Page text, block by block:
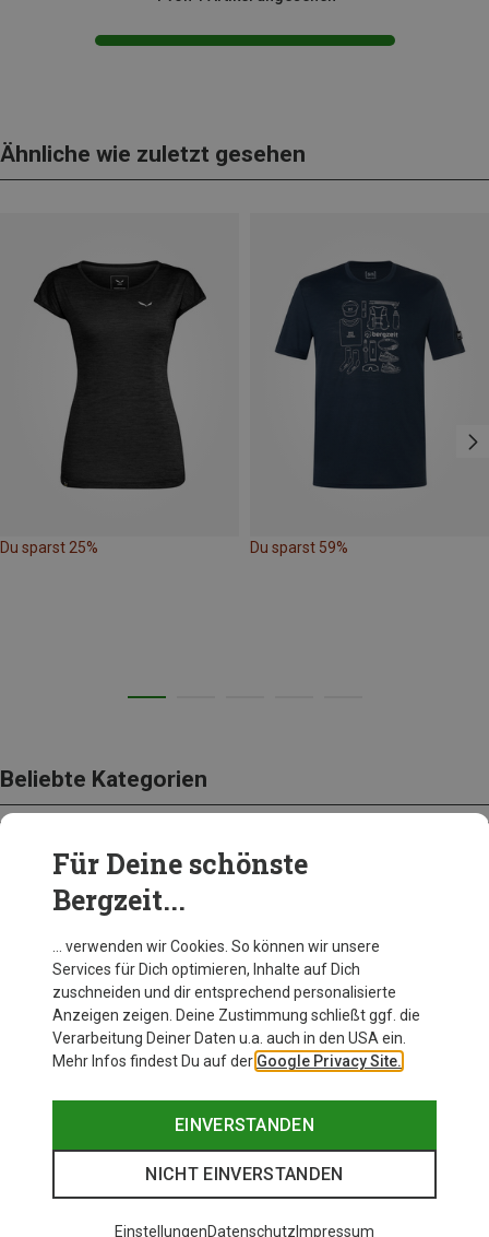
Ähnliche wie zuletzt gesehen
Du sparst 25% Du sparst 59%
Beliebte Kategorien
BEKLEIDUNG
Für Deine schönste
Bergzeit...
… verwenden wir Cookies. So können wir unsere
Services für Dich optimieren, Inhalte auf Dich
zuschneiden und dir entsprechend personalisierte
Anzeigen zeigen. Deine Zustimmung schließt ggf. die
Verarbeitung Deiner Daten u.a. auch in den USA ein.
Mehr Infos findest Du auf der Google Privacy Site.
EINVERSTANDEN
NICHT EINVERSTANDEN
EinstellungenDatenschutz Impressum